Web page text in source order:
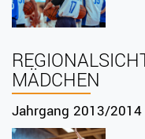
MÄDCHEN
Jahrgang 2013/